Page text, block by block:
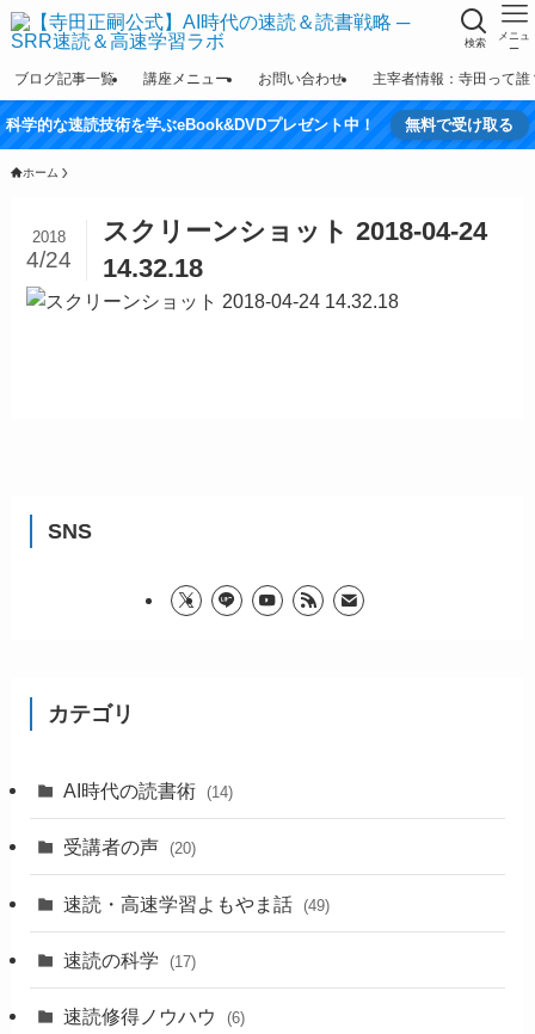
検索
メニュ
ー
ブログ記事一覧 講座メニュー お問い合わせ 主宰者情報：寺田って誰
科学的な速読技術を学ぶeBook&DVDプレゼント中！ 無料で受け取る
ホーム
スクリーンショット 2018-04-24
14.32.18
2018
4/24
SNS
カテゴリ
AI時代の読書術 (14)
受講者の声 (20)
速読・高速学習よもやま話 (49)
速読の科学 (17)
速読修得ノウハウ (6)